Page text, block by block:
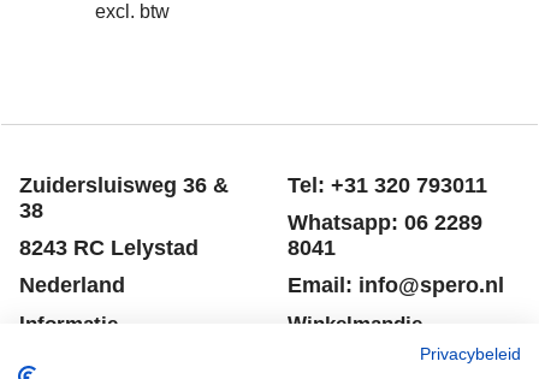
excl. btw
Zuidersluisweg 36 &
38
8243 RC Lelystad
Nederland
Informatie
Tel: +31 320 793011
Whatsapp: 06 2289
8041
Email: info@spero.nl
Winkelmandje
Contact
Privacybeleid